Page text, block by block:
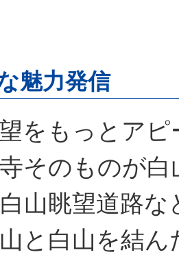
魅力発信
望をもっとア
そのものが
山眺望道路な
と白山を結